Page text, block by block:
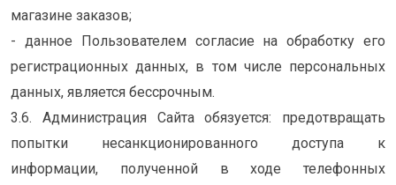
магазине заказов;
- данное Пользователем согласие на обработку его
регистрационных данных, в том числе персональных
данных, является бессрочным.
3.6. Администрация Сайта обязуется: предотвращать
попытки несанкционированного доступа к
информации, полученной в ходе телефонных